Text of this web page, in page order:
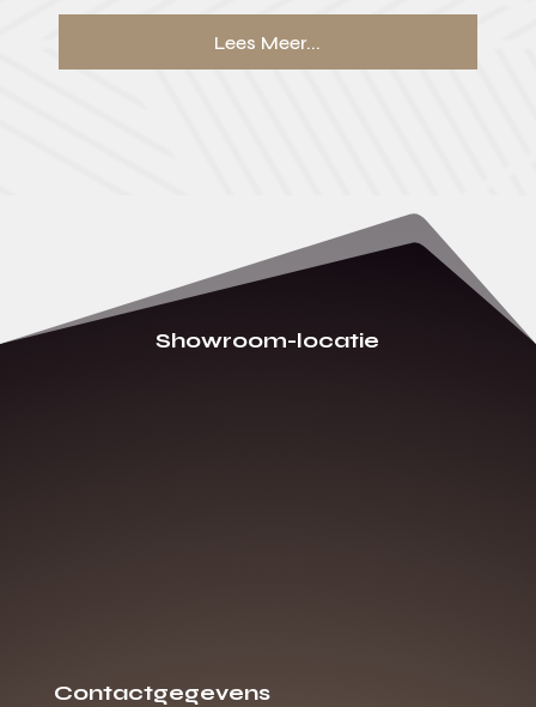
Lees Meer...
Showroom-locatie
Contactgegevens